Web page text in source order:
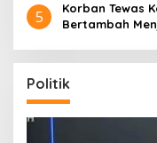
5
Korban Tewas
Bertambah
Politik